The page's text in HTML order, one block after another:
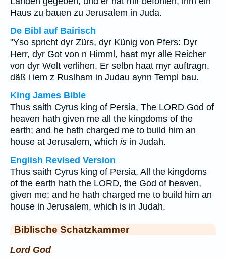
Haus zu bauen zu Jerusalem in Juda.
De Bibl auf Bairisch
"Yso spricht dyr Zürs, dyr Künig von Pfers: Dyr
Herr, dyr Got von n Himml, haat myr alle Reicher
von dyr Welt verlihen. Er selbn haat myr auftragn,
däß i iem z Ruslham in Judau aynn Templ bau.
King James Bible
Thus saith Cyrus king of Persia, The LORD God of
heaven hath given me all the kingdoms of the
earth; and he hath charged me to build him an
house at Jerusalem, which is in Judah.
English Revised Version
Thus saith Cyrus king of Persia, All the kingdoms
of the earth hath the LORD, the God of heaven,
given me; and he hath charged me to build him an
house in Jerusalem, which is in Judah.
Biblische Schatzkammer
Lord God